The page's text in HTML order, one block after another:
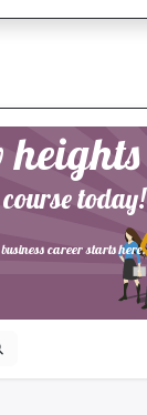
heights
today!
career starts here.